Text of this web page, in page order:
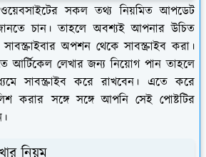
সকল তথ্য নিয়মিত আপডেট
চান। তাহলে অবশ্যই আপনার উচিত
সাবস্ক্রাইবার অপশন থেকে সাবস্ক্রাইব করা।
আর্টিকেল লেখার জন্য নিয়োগ পান তাহলে
সাবস্ক্রাইব করে রাখবেন। এতে করে
করার সঙ্গে সঙ্গে আপনি সেই পোষ্টটির